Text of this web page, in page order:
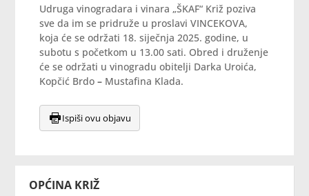
OPĆINA KRIŽ
Udruga vinogradara i vinara „ŠKAF“ Križ poziva
sve da im se pridruže u proslavi VINCEKOVA,
koja će se održati 18. siječnja 2025. godine, u
subotu s početkom u 13.00 sati. Obred i druženje
će se održati u vinogradu obitelji Darka Uroića,
Kopčić Brdo – Mustafina Klada.
Ispiši ovu objavu